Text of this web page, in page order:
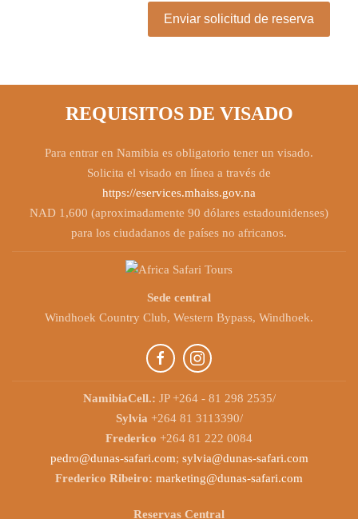
Enviar solicitud de reserva
REQUISITOS DE VISADO
Para entrar en Namibia es obligatorio tener un visado.
Solicita el visado en línea a través de
https://eservices.mhaiss.gov.na
NAD 1,600 (aproximadamente 90 dólares estadounidenses)
para los ciudadanos de países no africanos.
Sede central
Windhoek Country Club, Western Bypass, Windhoek.
NamibiaCell.: JP +264 - 81 298 2535/
Sylvia +264 81 3113390/
Frederico +264 81 222 0084
pedro@dunas-safari.com; sylvia@dunas-safari.com
Frederico Ribeiro: marketing@dunas-safari.com
Reservas Central